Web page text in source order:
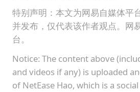
特别声明：本文为网易自媒体平
并发布，仅代表该作者观点。网
台。
Notice: The content above
and videos if any) is uploaded
of NetEase Hao, which is a